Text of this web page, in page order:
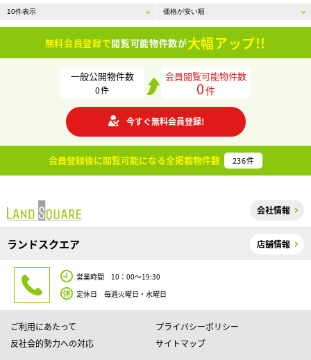
無料会員登録で閲覧可能物件数が大幅アップ!!
一般公開物件数
0件
会員閲覧可能物件数
0件
今すぐ無料会員登録!
会員登録後に閲覧可能になる全掲載物件数 236件
会社情報
ランドスクエア 店舗情報
営業時間 10：00～19:30
定休日 毎週火曜日・水曜日
ご利用にあたって
プライバシーポリシー
反社会的勢力への対応
サイトマップ